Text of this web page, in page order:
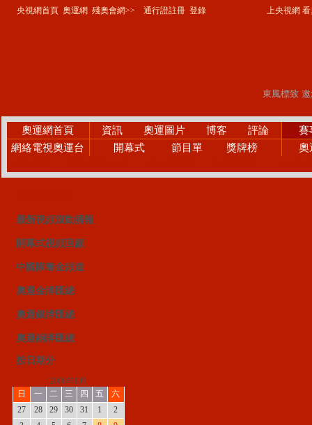
央視網首頁 奧運網 殘奧會網>> 通行證註冊 登錄 上央視網 看奧
奧運網首頁 資訊 奧運圖片 博客 評論
賽
網絡電視奧運台
開幕式 節目單 獎牌榜 奧
最新視頻滾動播報
開幕式視頻回顧
中國隊奪金頻道
奧運金牌匯總
奧運銀牌匯總
奧運銅牌匯總
按日期分
2008年8月
日
一 二 三 四 五
六
27
28 29 30 31 1
2